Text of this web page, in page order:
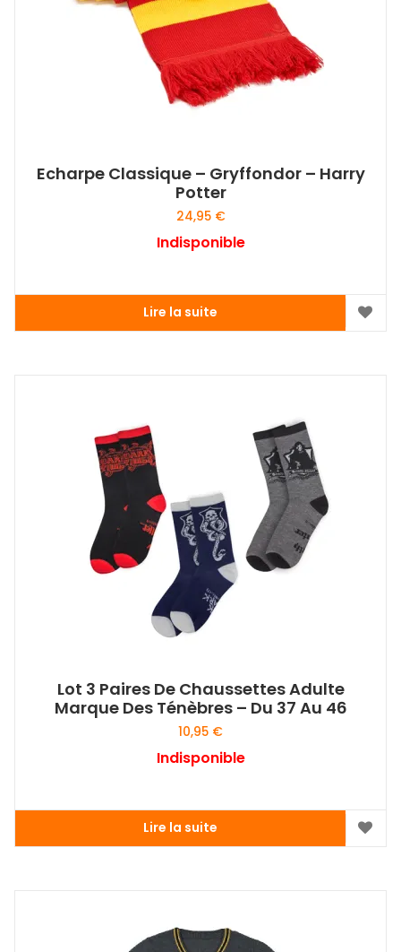
sur
la
page
du
produit
Echarpe Classique – Gryffondor – Harry
Potter
24,95 €
Indisponible
Lire la suite
Lot 3 Paires De Chaussettes Adulte
Marque Des Ténèbres – Du 37 Au 46
10,95 €
Indisponible
Lire la suite